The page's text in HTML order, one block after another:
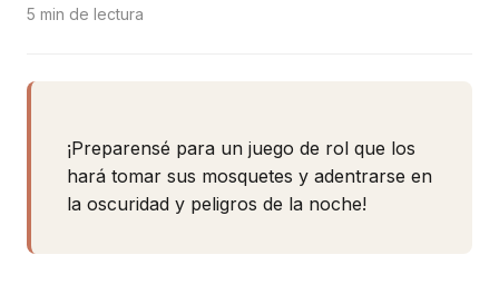
5 min de lectura
¡Preparensé para un juego de rol que los
hará tomar sus mosquetes y adentrarse en
la oscuridad y peligros de la noche!